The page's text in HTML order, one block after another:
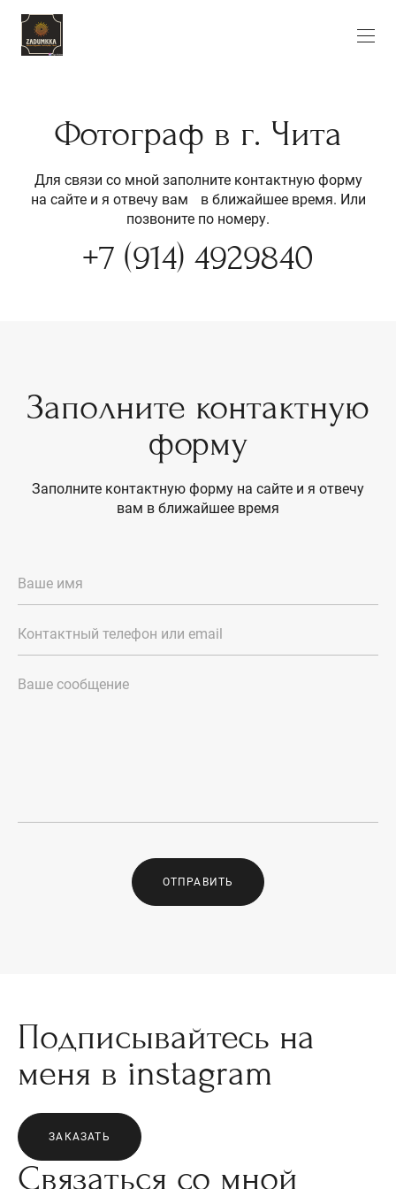
Фотограф в г. Чита
Для связи со мной заполните контактную форму
на сайте и я отвечу вам в ближайшее время. Или
позвоните по номеру.
+7 (914) 4929840
Заполните контактную
форму
Заполните контактную форму на сайте и я отвечу
вам в ближайшее время
ОТПРАВИТЬ
Подписывайтесь на
меня в instagram
ЗАКАЗАТЬ
Связаться со мной